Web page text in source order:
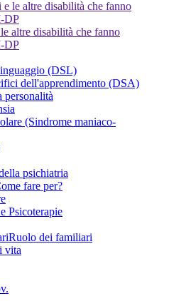
altre disabilità che fanno
DP
(DSL)
dell'apprendimento (DSA)
personalità
(Sindrome maniaco-
psichiatria
fare per?
Psicoterapie
Ruolo dei familiari
vita